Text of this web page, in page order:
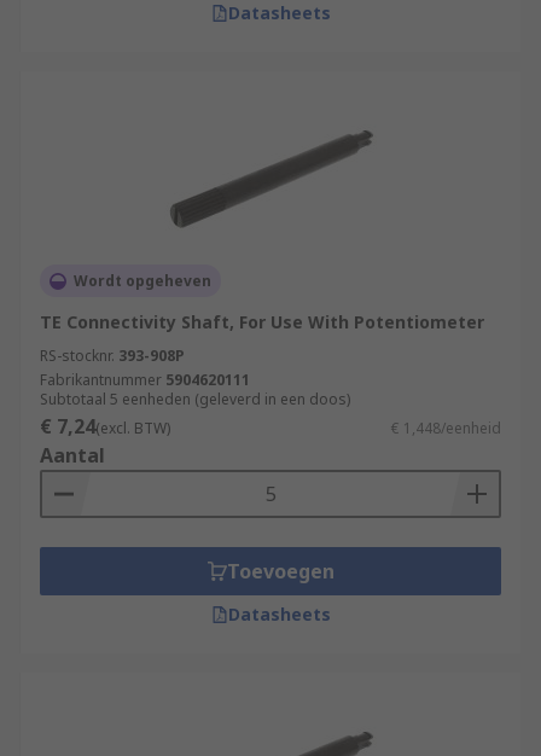
Datasheets
Wordt opgeheven
TE Connectivity Shaft, For Use With Potentiometer
RS-stocknr. 393-908P
Fabrikantnummer 5904620111
Subtotaal 5 eenheden (geleverd in een doos)
€ 7,24(excl. BTW) € 1,448/eenheid
Aantal
Toevoegen
Datasheets